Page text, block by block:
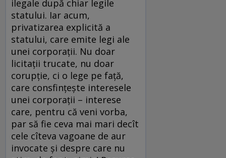
ilegale după chiar legile
statului. Iar acum,
privatizarea explicită a
statului, care emite legi ale
unei corporaţii. Nu doar
licitaţii trucate, nu doar
corupţie, ci o lege pe faţă,
care consfinţeşte interesele
unei corporaţii – interese
care, pentru că veni vorba,
par să fie ceva mai mari decît
cele cîteva vagoane de aur
invocate şi despre care nu